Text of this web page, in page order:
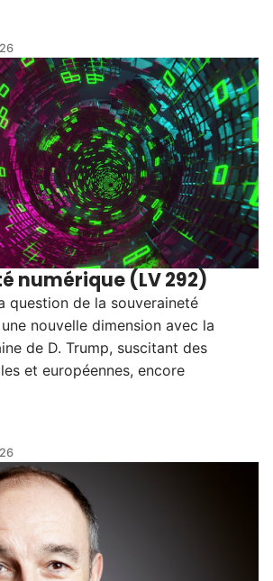
numérique (LV 292)
question de la souveraineté
nouvelle dimension avec la
de D. Trump, suscitant des
et européennes, encore